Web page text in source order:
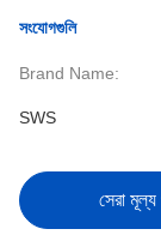
সংযোগগুলি
Brand Name:
SWS
সেরা মূল্য